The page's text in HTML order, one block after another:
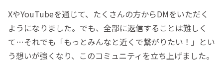
XやYouTubeを通じて、たくさんの方からDMをいただく
ようになりました。でも、全部に返信することは難しく
て…それでも「もっとみんなと近くで繋がりたい！」とい
う想いが強くなり、このコミュニティを立ち上げました。